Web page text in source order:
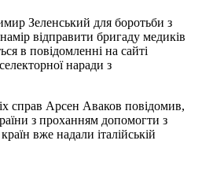
Зеленський для боротьби з
відправити бригаду медиків
в повідомленні на сайті
наради з
справ Арсен Аваков повідомив,
з проханням допомогти з
вже надали італійській